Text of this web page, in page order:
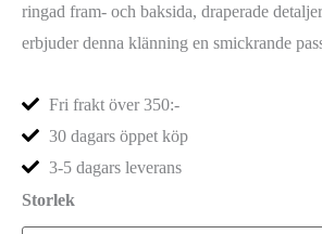
ringad fram- och baksida, draperade
erbjuder denna klänning en smickrande
Fri frakt över 350:-
30 dagars öppet köp
3-5 dagars leverans
Storlek